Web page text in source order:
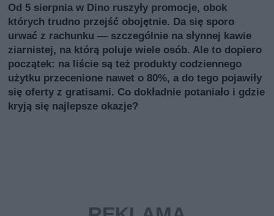
Od 5 sierpnia w Dino ruszyły promocje, obok
których trudno przejść obojętnie. Da się sporo
urwać z rachunku — szczególnie na słynnej kawie
ziarnistej, na którą poluje wiele osób. Ale to dopiero
początek: na liście są też produkty codziennego
użytku przecenione nawet o 80%, a do tego pojawiły
się oferty z gratisami. Co dokładnie potaniało i gdzie
kryją się najlepsze okazje?